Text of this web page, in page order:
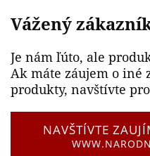
Vážený
Je nám ľúto, ale
Ak máte záujem o iné
produkty, navštívte
NAVŠTÍVTE